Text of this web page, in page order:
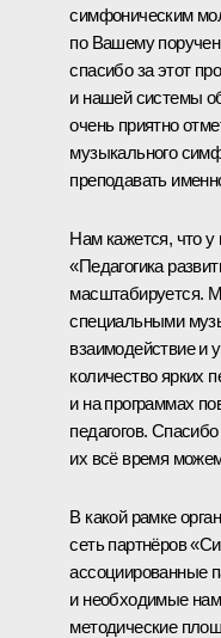
симфоническим
по Вашему
спасибо за этот
и нашей системы
очень приятно
музыкального
преподавать
Нам кажется, что у
«Педагогика
масштабируется.
специальными
взаимодействие и
количество ярких
и на программах
педагогов.
их всё время
В какой рамке
сеть партнёров
ассоциированные
и необходимые
методические